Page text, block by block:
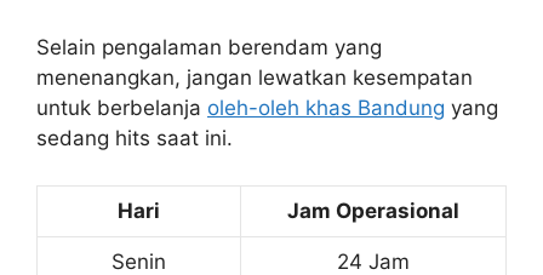
Selain pengalaman berendam yang
menenangkan, jangan lewatkan kesempatan
untuk berbelanja oleh-oleh khas Bandung yang
sedang hits saat ini.
Hari Jam Operasional
Senin 24 Jam